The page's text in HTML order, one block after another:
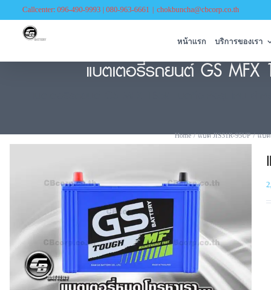
Callcenter: 096-490-9993 | 080-963-6661 | chokbuncha@cbcorp.co.th
หน้าแรก บริการของเรา
แบตเตอรี่รถยนต์ GS MFX
Home แบต JIS31R-95UP แบต